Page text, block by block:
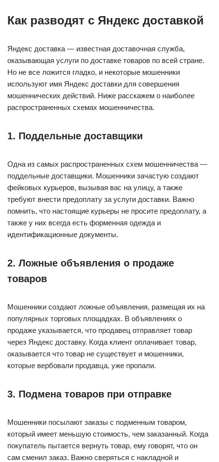
Как разводят с Яндекс доставкой
Яндекс доставка — известная доставочная служба,
оказывающая услуги по доставке товаров по всей стране.
Но не все ложится гладко, и некоторые мошенники
используют имя Яндекс доставки для совершения
мошеннических действий. Ниже расскажем о наиболее
распространенных схемах мошенничества.
1. Поддельные доставщики
Одна из самых распространенных схем мошенничества —
поддельные доставщики. Мошенники зачастую создают
фейковых курьеров, вызывая вас на улицу, а также
требуют внести предоплату за услуги доставки. Важно
помнить, что настоящие курьеры не просите предоплату, а
также у них всегда есть форменная одежда и
идентификационные документы.
2. Ложные объявления о продаже
товаров
Мошенники создают ложные объявления, размещая их на
популярных торговых площадках. В объявлениях о
продаже указывается, что продавец отправляет товар
через Яндекс доставку. Когда клиент оплачивает товар,
оказывается что товар не существует и мошенники,
которые вербовали продавца, уже пропали.
3. Подмена товаров при отправке
Мошенники посылают заказы с подменным товаром,
который имеет меньшую стоимость, чем заказанный. Когда
покупатель пытается вернуть товар, ему говорят, что он
сам сменил заказ. Важно сверяться с накладной и